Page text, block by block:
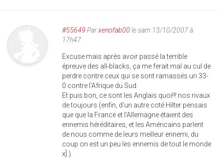
#55649 Parxenofab00 le sam 13/10/2007 à
17h47
Excuse mais après avoir passé la terrible
épreuve des all-blacks, ça me ferait mal au cul de
perdre contre ceux qui se sont ramassés un 33-
0 contre l'Afrique du Sud.
Et puis bon, ce sont les Anglais quoi!!! nos rivaux
de toujours (enfin, d'un autre coté Hilter pensais
que que la France et l'Allemagne étaient des
ennemis héréditaires, et les Américains parlent
de nous comme de leurs meilleur ennemi, du
coup on est un peu les ennemis de tout le monde
x] ).